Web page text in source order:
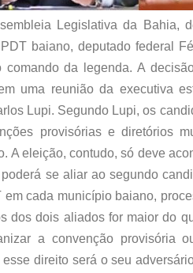
Legislativa da Bahia,
baiano, deputado federal
comando da legenda. A
uma reunião da executiva
Lupi. Segundo Lupi, os
provisórias e diretórios
A eleição, contudo, só deve
se aliar ao segundo
cada município baiano,
dos dois aliados for maior do
a convenção provisória
direito será o seu